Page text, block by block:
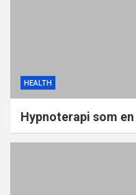
HEALTH
Hypnoterapi som